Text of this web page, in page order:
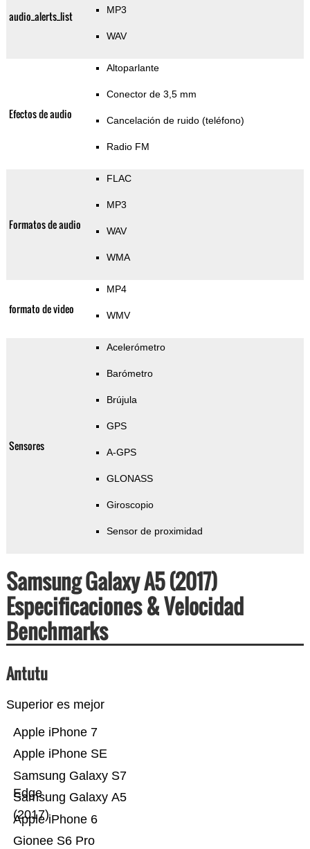
audio_alerts_list MP3
WAV
Efectos de audio
Altoparlante
Conector de 3,5 mm
Cancelación de ruido (teléfono)
Radio FM
Formatos de audio
FLAC
MP3
WAV
WMA
formato de video
MP4
WMV
Sensores
Acelerómetro
Barómetro
Brújula
GPS
A-GPS
GLONASS
Giroscopio
Sensor de proximidad
Samsung Galaxy A5 (2017)
Especificaciones & Velocidad
Benchmarks
Antutu
Superior es mejor
Gionee S6 Pro
Apple iPhone 6
Samsung Galaxy A5
(2017)
Samsung Galaxy S7
Edge
Apple iPhone SE
Apple iPhone 7